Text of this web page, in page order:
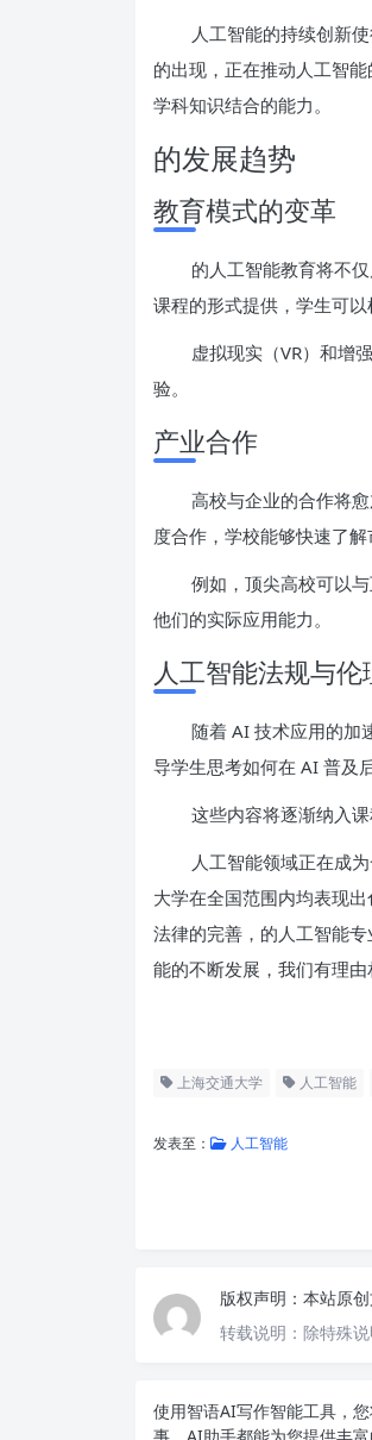
人工智能的持续创新
的出现，正在推动人工智
学科知识结合的能力。
的发展趋势
教育模式的变革
的人工智能教育将不
课程的形式提供，学生可以
虚拟现实（VR）和增
验。
产业合作
高校与企业的合作将
度合作，学校能够快速了
例如，顶尖高校可以
他们的实际应用能力。
人工智能法规与伦
随着 AI 技术应用的加
导学生思考如何在 AI 普及
这些内容将逐渐纳入
人工智能领域正在成
大学在全国范围内均表现
法律的完善，的人工智能
能的不断发展，我们有理
上海交通大学 人工智能
发表至： 人工智能
版权声明： 本站原
转载说明： 除特殊
使用智语AI写作智能工具，